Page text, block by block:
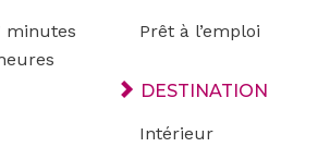
minutes
Prêt à l’emploi
DESTINATION
Intérieur